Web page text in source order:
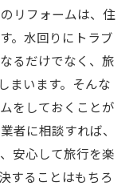
リフォームは、住
。水回りにトラブ
るだけでなく、旅
まいます。そんな
をしておくことが
者に相談すれば、
安心して旅行を楽
することはもちろ